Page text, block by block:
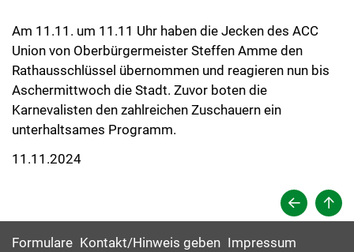
Am 11.11. um 11.11 Uhr haben die Jecken des ACC
Union von Oberbürgermeister Steffen Amme den
Rathausschlüssel übernommen und reagieren nun bis
Aschermittwoch die Stadt. Zuvor boten die
Karnevalisten den zahlreichen Zuschauern ein
unterhaltsames Programm.
11.11.2024
Formulare Kontakt/Hinweis geben Impressum